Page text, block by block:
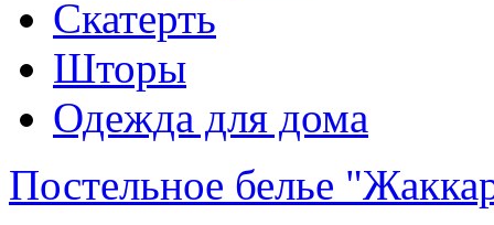
Скатерть
Шторы
Одежда для дома
Постельное белье